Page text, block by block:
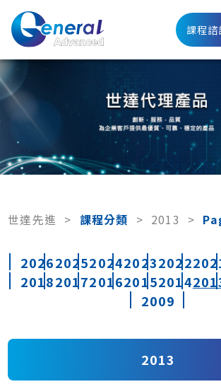
課程諮
世達先進 > 課程分類 > 2013 >
20262025202420232022
20182017201620152014
2009
2013